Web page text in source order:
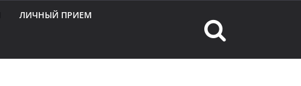
ЛИЧНЫЙ ПРИЕМ